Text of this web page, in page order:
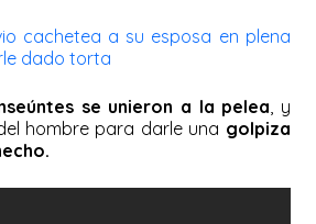
cachetea a su esposa en plena
dado torta
se unieron a la pelea , y
hombre para darle una golpiza